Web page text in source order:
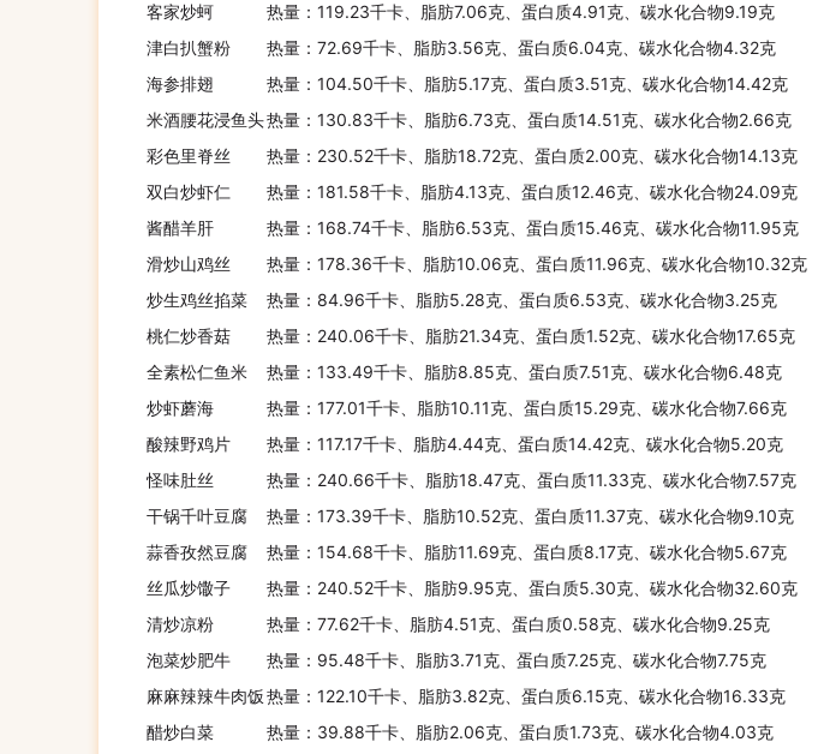
客家炒蚵
热量：119.23千卡、脂肪7.06克、蛋白质4.91克、碳水化合物9.19克
津白扒蟹粉
热量：72.69千卡、脂肪3.56克、蛋白质6.04克、碳水化合物4.32克
海参排翅
热量：104.50千卡、脂肪5.17克、蛋白质3.51克、碳水化合物14.42克
米酒腰花浸鱼头热量：130.83千卡、脂肪6.73克、蛋白质14.51克、碳水化合物2.66克
彩色里脊丝
热量：230.52千卡、脂肪18.72克、蛋白质2.00克、碳水化合物14.13克
双白炒虾仁
热量：181.58千卡、脂肪4.13克、蛋白质12.46克、碳水化合物24.09克
酱醋羊肝
热量：168.74千卡、脂肪6.53克、蛋白质15.46克、碳水化合物11.95克
滑炒山鸡丝
热量：178.36千卡、脂肪10.06克、蛋白质11.96克、碳水化合物10.32克
炒生鸡丝掐菜
热量：84.96千卡、脂肪5.28克、蛋白质6.53克、碳水化合物3.25克
桃仁炒香菇
热量：240.06千卡、脂肪21.34克、蛋白质1.52克、碳水化合物17.65克
全素松仁鱼米
热量：133.49千卡、脂肪8.85克、蛋白质7.51克、碳水化合物6.48克
炒虾蘑海
热量：177.01千卡、脂肪10.11克、蛋白质15.29克、碳水化合物7.66克
酸辣野鸡片
热量：117.17千卡、脂肪4.44克、蛋白质14.42克、碳水化合物5.20克
怪味肚丝
热量：240.66千卡、脂肪18.47克、蛋白质11.33克、碳水化合物7.57克
干锅千叶豆腐
热量：173.39千卡、脂肪10.52克、蛋白质11.37克、碳水化合物9.10克
蒜香孜然豆腐
热量：154.68千卡、脂肪11.69克、蛋白质8.17克、碳水化合物5.67克
丝瓜炒馓子
热量：240.52千卡、脂肪9.95克、蛋白质5.30克、碳水化合物32.60克
清炒凉粉
热量：77.62千卡、脂肪4.51克、蛋白质0.58克、碳水化合物9.25克
泡菜炒肥牛
热量：95.48千卡、脂肪3.71克、蛋白质7.25克、碳水化合物7.75克
麻麻辣辣牛肉饭热量：122.10千卡、脂肪3.82克、蛋白质6.15克、碳水化合物16.33克
醋炒白菜
热量：39.88千卡、脂肪2.06克、蛋白质1.73克、碳水化合物4.03克